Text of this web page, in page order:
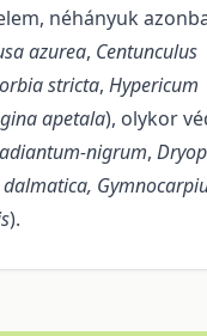
néhányuk
azurea, Centunculus
stricta, Hypericum
apetala), olykor
nigrum,
dalmatica,
).